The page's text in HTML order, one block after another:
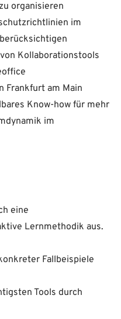
organisieren
im
Kollaborationstools
Frankfurt am Main
Know-how für mehr
im
eine
Lernmethodik aus.
Fallbeispiele
Tools durch